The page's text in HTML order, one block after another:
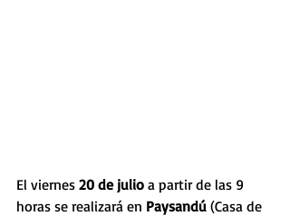
El viernes 20 de julio a partir de las 9
horas se realizará en Paysandú (Casa de